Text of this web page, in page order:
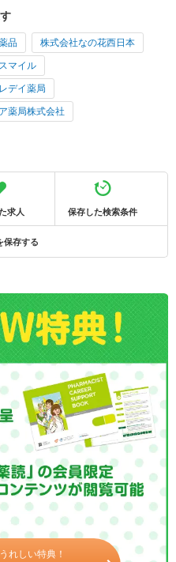
品 株式会社なの花西日本
マイル
デイ薬局
薬局株式会社
求人 保存した検索条件
保存する
れしい特典！